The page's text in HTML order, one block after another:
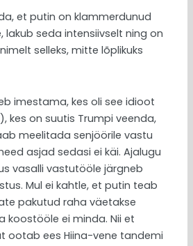
et putin on klammerdunud
lakub seda intensiivselt ning on
selleks, mitte lõplikuks
imestama, kes oli see idioot
kes on suutis Trumpi veenda,
meelitada senjöörile vastu
asjad sedasi ei käi. Ajalugu
vasalli vastutööle järgneb
Mul ei kahtle, et putin teab
pakutud raha väetakse
koostööle ei minda. Nii et
ootab ees Hiina-vene tandemi